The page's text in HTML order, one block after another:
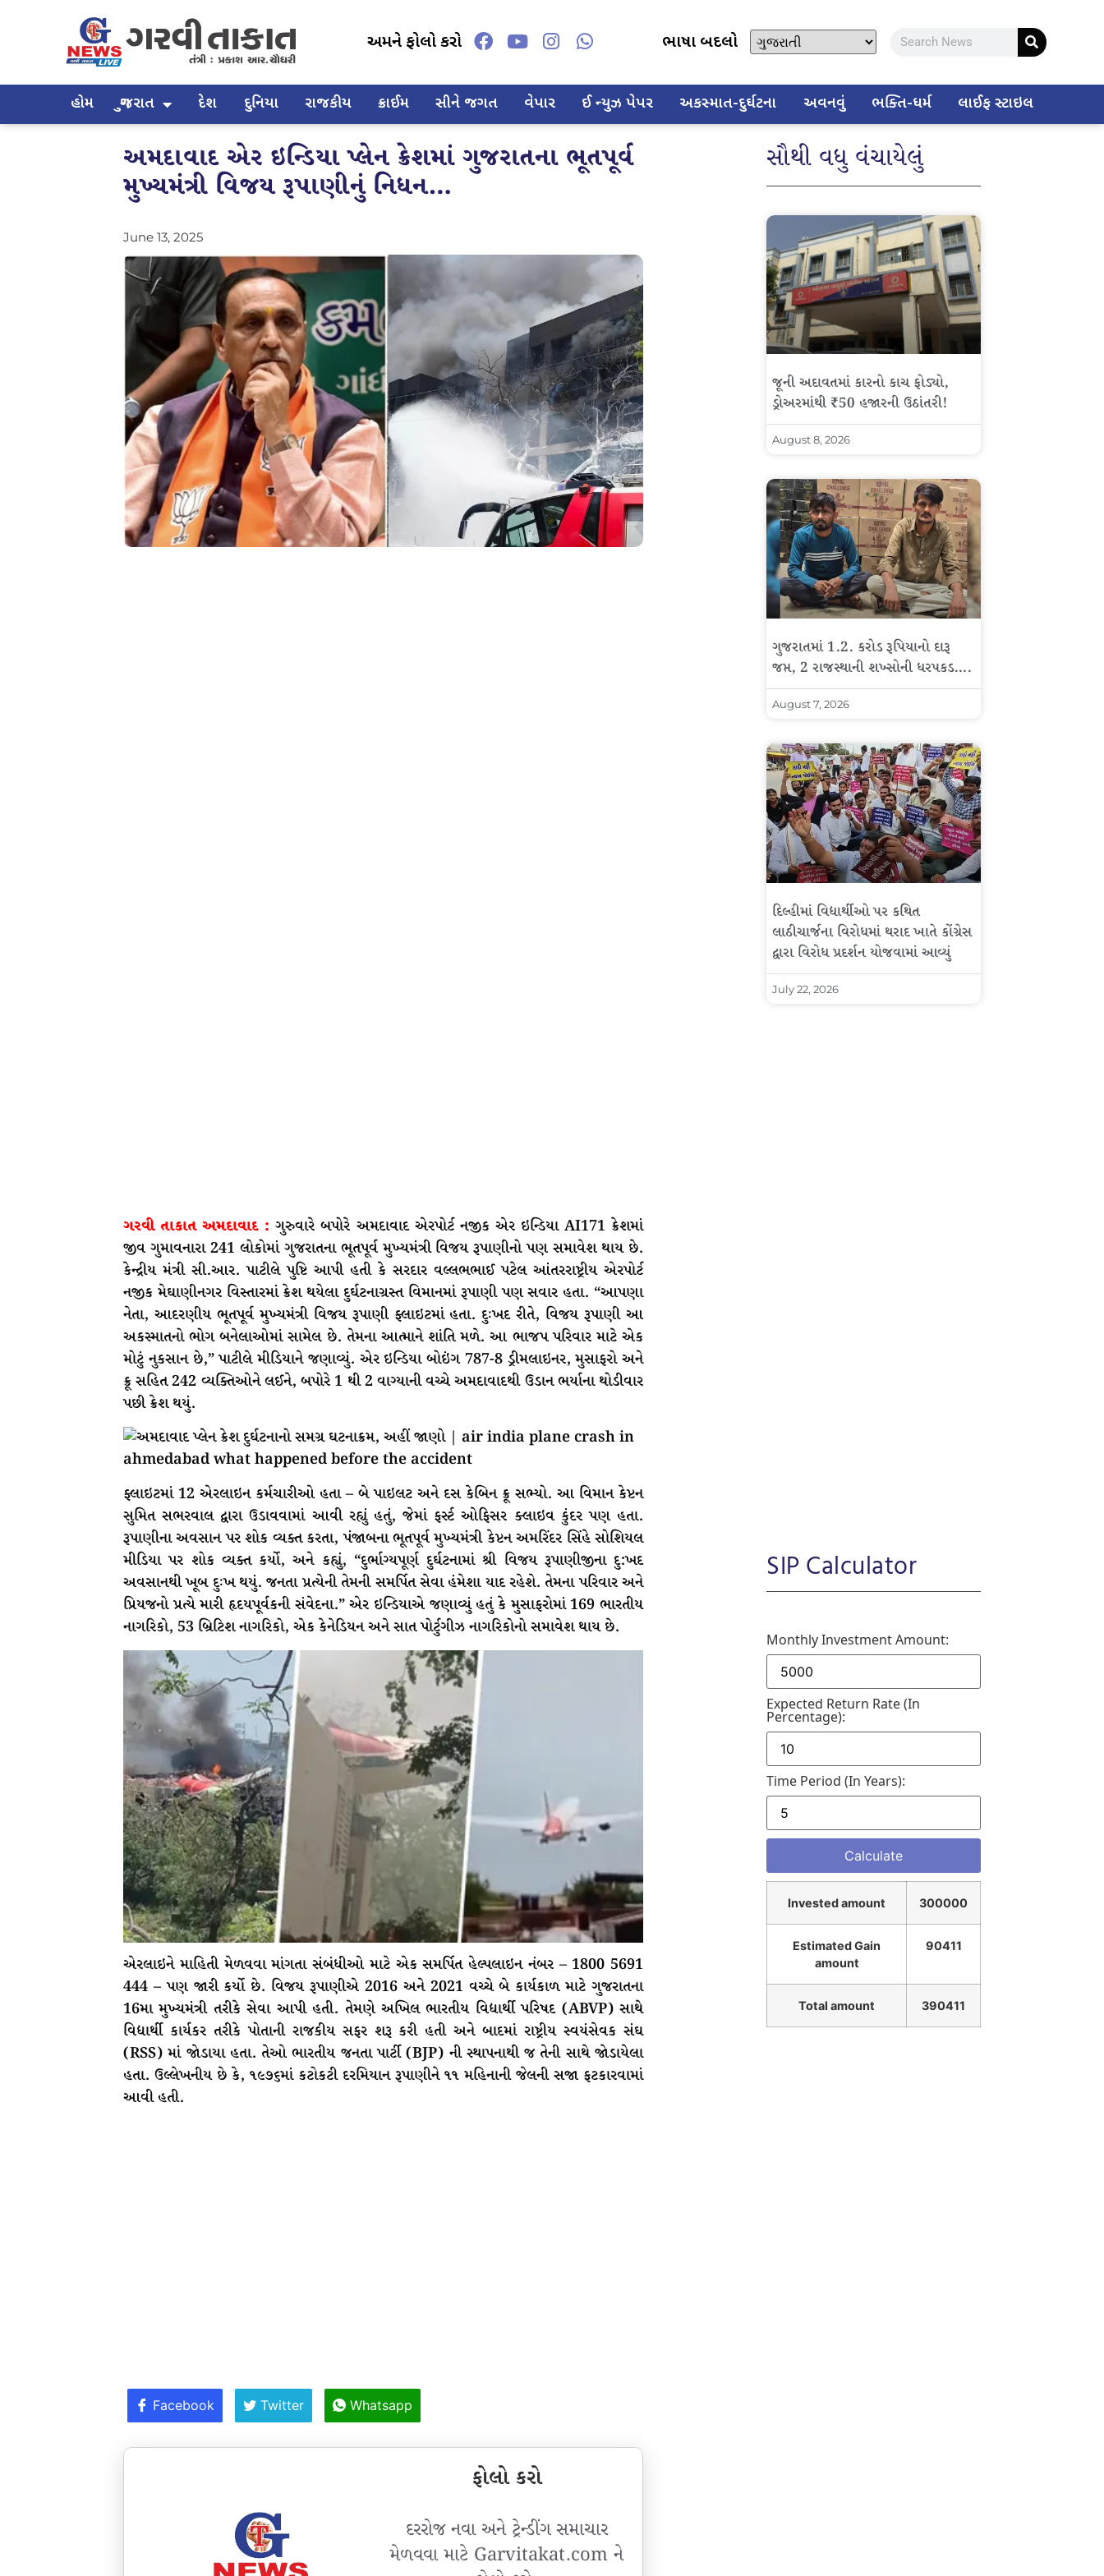
અમને ફોલો કરો ભાષા બદલો
હોમ ગુજરાત દેશ દુનિયા રાજકીય ક્રાઈમ સીને જગત વેપાર ઈ ન્યુઝ પેપર અકસ્માત-દુર્ઘટના અવનવું ભક્તિ-ધર્મ લાઈફ સ્ટાઇલ
અમદાવાદ એર ઇન્ડિયા પ્લેન ક્રેશમાં ગુજરાતના ભૂતપૂર્વ
મુખ્યમંત્રી વિજય રૂપાણીનું નિધન…
June 13, 2025
ગરવી તાકાત અમદાવાદ : ગુરુવારે બપોરે અમદાવાદ એરપોર્ટ નજીક એર ઇન્ડિયા AI171 ક્રેશમાં
જીવ ગુમાવનારા 241 લોકોમાં ગુજરાતના ભૂતપૂર્વ મુખ્યમંત્રી વિજય રૂપાણીનો પણ સમાવેશ થાય છે.
કેન્દ્રીય મંત્રી સી.આર. પાટીલે પુષ્ટિ આપી હતી કે સરદાર વલ્લભભાઈ પટેલ આંતરરાષ્ટ્રીય એરપોર્ટ
નજીક મેઘાણીનગર વિસ્તારમાં ક્રેશ થયેલા દુર્ઘટનાગ્રસ્ત વિમાનમાં રૂપાણી પણ સવાર હતા. “આપણા
નેતા, આદરણીય ભૂતપૂર્વ મુખ્યમંત્રી વિજય રૂપાણી ફ્લાઇટમાં હતા. દુઃખદ રીતે, વિજય રૂપાણી આ
અકસ્માતનો ભોગ બનેલાઓમાં સામેલ છે. તેમના આત્માને શાંતિ મળે. આ ભાજપ પરિવાર માટે એક
મોટું નુકસાન છે,” પાટીલે મીડિયાને જણાવ્યું. એર ઇન્ડિયા બોઇંગ 787-8 ડ્રીમલાઇનર, મુસાફરો અને
ક્રૂ સહિત 242 વ્યક્તિઓને લઈને, બપોરે 1 થી 2 વાગ્યાની વચ્ચે અમદાવાદથી ઉડાન ભર્યાના થોડીવાર
પછી ક્રેશ થયું.
ફ્લાઇટમાં 12 એરલાઇન કર્મચારીઓ હતા – બે પાઇલટ અને દસ કેબિન ક્રૂ સભ્યો. આ વિમાન કેપ્ટન
સુમિત સભરવાલ દ્વારા ઉડાવવામાં આવી રહ્યું હતું, જેમાં ફર્સ્ટ ઓફિસર ક્લાઇવ કુંદર પણ હતા.
રૂપાણીના અવસાન પર શોક વ્યક્ત કરતા, પંજાબના ભૂતપૂર્વ મુખ્યમંત્રી કેપ્ટન અમરિંદર સિંહે સોશિયલ
મીડિયા પર શોક વ્યક્ત કર્યો, અને કહ્યું, “દુર્ભાગ્યપૂર્ણ દુર્ઘટનામાં શ્રી વિજય રૂપાણીજીના દુ:ખદ
અવસાનથી ખૂબ દુઃખ થયું. જનતા પ્રત્યેની તેમની સમર્પિત સેવા હંમેશા યાદ રહેશે. તેમના પરિવાર અને
પ્રિયજનો પ્રત્યે મારી હૃદયપૂર્વકની સંવેદના.” એર ઇન્ડિયાએ જણાવ્યું હતું કે મુસાફરોમાં 169 ભારતીય
નાગરિકો, 53 બ્રિટિશ નાગરિકો, એક કેનેડિયન અને સાત પોર્ટુગીઝ નાગરિકોનો સમાવેશ થાય છે.
એરલાઇને માહિતી મેળવવા માંગતા સંબંધીઓ માટે એક સમર્પિત હેલ્પલાઇન નંબર – 1800 5691
444 – પણ જારી કર્યો છે. વિજય રૂપાણીએ 2016 અને 2021 વચ્ચે બે કાર્યકાળ માટે ગુજરાતના
16મા મુખ્યમંત્રી તરીકે સેવા આપી હતી. તેમણે અખિલ ભારતીય વિદ્યાર્થી પરિષદ (ABVP) સાથે
વિદ્યાર્થી કાર્યકર તરીકે પોતાની રાજકીય સફર શરૂ કરી હતી અને બાદમાં રાષ્ટ્રીય સ્વયંસેવક સંઘ
(RSS) માં જોડાયા હતા. તેઓ ભારતીય જનતા પાર્ટી (BJP) ની સ્થાપનાથી જ તેની સાથે જોડાયેલા
હતા. ઉલ્લેખનીય છે કે, ૧૯૭૬માં કટોકટી દરમિયાન રૂપાણીને ૧૧ મહિનાની જેલની સજા ફટકારવામાં
આવી હતી.
Facebook Twitter Whatsapp
ફોલો કરો
દરરોજ નવા અને ટ્રેન્ડીંગ સમાચાર
મેળવવા માટે Garvitakat.com ને
સૌથી વધુ વંચાયેલું
જૂની અદાવતમાં કારનો કાચ ફોડ્યો,
ડ્રોઅરમાંથી ₹50 હજારની ઉઠાંતરી!
August 8, 2026
ગુજરાતમાં 1.2. કરોડ રૂપિયાનો દારૂ
જપ્ત, 2 રાજસ્થાની શખ્સોની ધરપકડ….
August 7, 2026
દિલ્હીમાં વિદ્યાર્થીઓ પર કથિત
લાઠીચાર્જના વિરોધમાં થરાદ ખાતે કોંગ્રેસ
દ્વારા વિરોધ પ્રદર્શન યોજવામાં આવ્યું
July 22, 2026
SIP Calculator
Monthly Investment Amount:
Expected Return Rate (in
Percentage):
Time Period (in Years):
Invested amount 300000
Estimated Gain
amount
90411
Total amount 390411